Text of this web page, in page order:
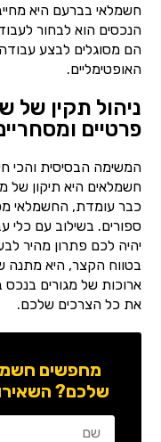
חשמלאי בברעם היא
הנכסים הוא לבחור
הם מסוגלים לבצע
האופטימליים.
ניהול תקין של
פרטיים
המשימה הבסיסית והכי
חשמלאים היא תיקון
כבר עומדת, החשמלאי
ספורים. בשילוב עם כלי
יהיה לכם פתרון מהיר
בטווח הקצר, היא מתנה
ארוכות של מגורים
את כל הצרכים שלכם.
מחפשים
שלכם?